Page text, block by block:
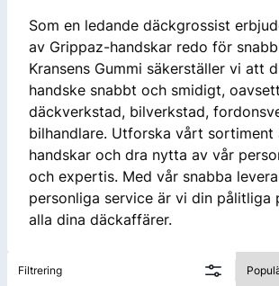
Som en ledande däckgrossist
av Grippaz-handskar redo för
Kransens Gummi säkerställer vi att
handske snabbt och smidigt,
däckverkstad, bilverkstad,
bilhandlare. Utforska vårt sortiment
handskar och dra nytta av vår
och expertis. Med vår snabba
personliga service är vi din pålitliga
alla dina däckaffärer.
Filtrering